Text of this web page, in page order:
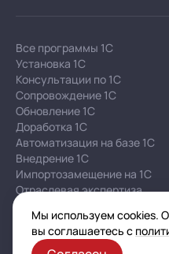
Все программы 1С
Установка 1С
Консультации по 1С
Сопровождение 1С
Обновление 1С
Доработка 1С
Автоматизация на базе 1С
Внедрение 1С
Импортозамещение на 1С
Отраслевая экспертиза
Корпоративная политика в
данных
Мы используем cookies.
вы соглашаетесь с